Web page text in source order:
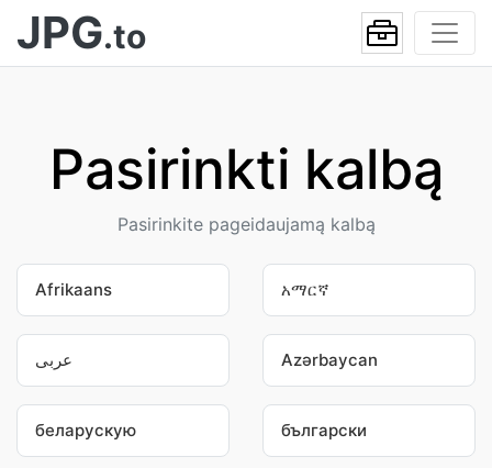
JPG.to
Pasirinkti kalbą
Pasirinkite pageidaujamą kalbą
Afrikaans አማርኛ
عربى Azərbaycan
беларускую български